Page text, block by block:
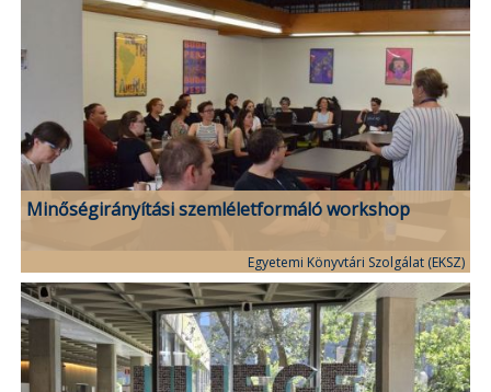
Minőségirányítási szemléletformáló workshop
Egyetemi Könyvtári Szolgálat (EKSZ)